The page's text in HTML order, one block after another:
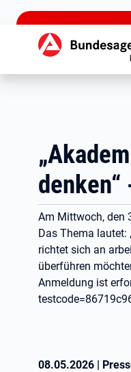
zu den Hauptinhalten
Am Mittwoch, den
Das Thema lautet:
richtet sich an
überführen
Anmeldung ist
08.05.2026 |